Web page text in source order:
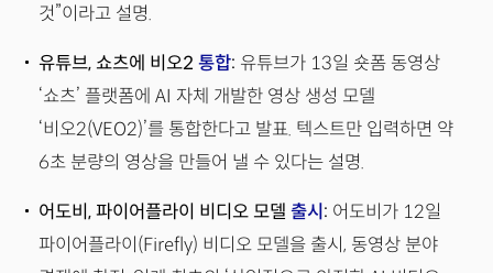
것”이라고 설명.
유튜브, 쇼츠에 비오2 통합: 유튜브가 13일 숏폼 동영상
‘쇼츠’ 플랫폼에 AI 자체 개발한 영상 생성 모델
‘비오2(VEO2)’를 통합한다고 발표. 텍스트만 입력하면 약
6초 분량의 영상을 만들어 낼 수 있다는 설명.
어도비, 파이어플라이 비디오 모델 출시: 어도비가 12일
파이어플라이(Firefly) 비디오 모델을 출시, 동영상 분야